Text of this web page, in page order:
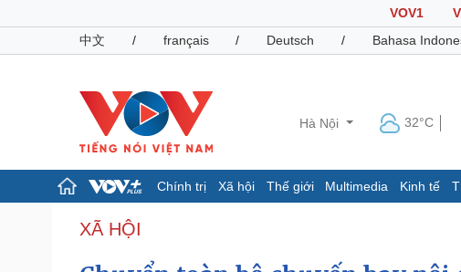
VOV1
中文
/ français / Deutsch / Bahasa
Hà Nội 32°C
Chính trị Xã hội Thế giới Multimedia Kinh tế
Chính trị
Tổ chức nhân sự
Dự báo thời tiết
XÃ HỘI